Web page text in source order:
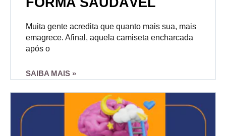
Muita gente acredita que quanto mais sua, mais
emagrece. Afinal, aquela camiseta encharcada
após o
SAIBA MAIS »